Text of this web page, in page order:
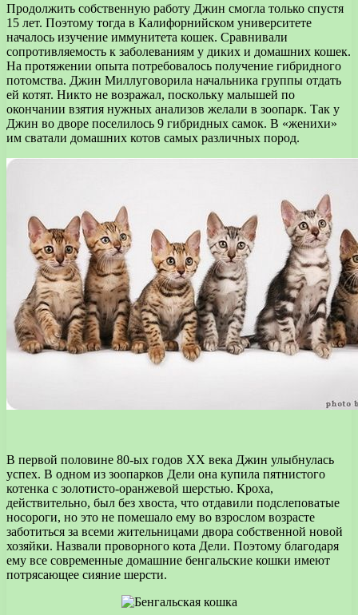
Продолжить собственную работу Джин смогла только спустя
15 лет. Поэтому тогда в Калифорнийском университете
началось изучение иммунитета кошек. Сравнивали
сопротивляемость к заболеваниям у диких и домашних кошек.
На протяжении опыта потребовалось получение гибридного
потомства. Джин Миллуговорила начальника группы отдать
ей котят. Никто не возражал, поскольку малышей по
окончании взятия нужных анализов желали в зоопарк. Так у
Джин во дворе поселилось 9 гибридных самок. В «женихи»
им сватали домашних котов самых различных пород.
В первой половине 80-ых годов XX века Джин улыбнулась
успех. В одном из зоопарков Дели она купила пятнистого
котенка с золотисто-оранжевой шерстью. Кроха,
действительно, был без хвоста, что отдавили подслеповатые
носороги, но это не помешало ему во взрослом возрасте
заботиться за всеми жительницами двора собственной новой
хозяйки. Назвали проворного кота Дели. Поэтому благодаря
ему все современные домашние бенгальские кошки имеют
потрясающее сияние шерсти.